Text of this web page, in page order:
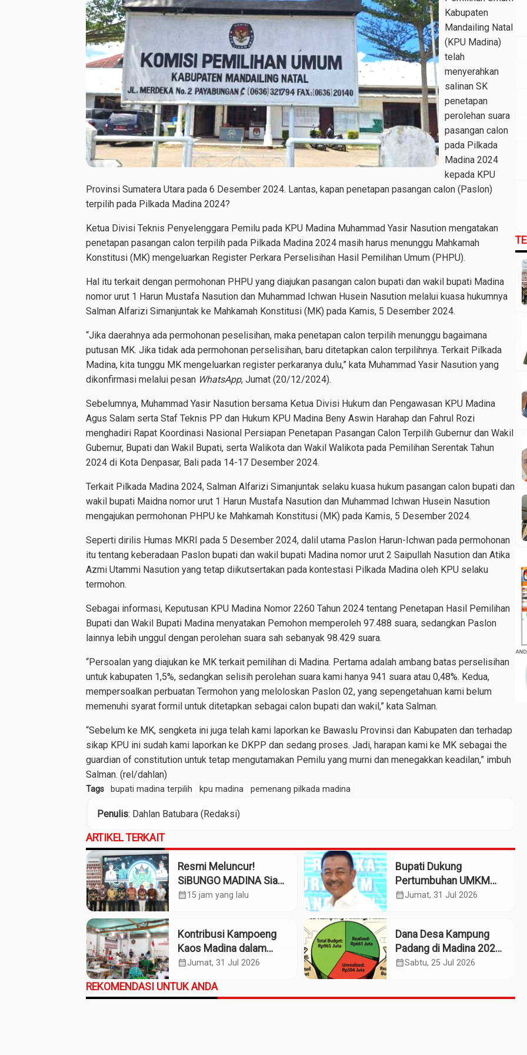
Kabupaten
Mandailing Natal
(KPU Madina)
telah
menyerahkan
salinan SK
penetapan
perolehan suara
pasangan calon
pada Pilkada
Madina 2024
kepada KPU
Provinsi Sumatera Utara pada 6 Desember 2024. Lantas, kapan penetapan pasangan calon (Paslon)
terpilih pada Pilkada Madina 2024?
Ketua Divisi Teknis Penyelenggara Pemilu pada KPU Madina Muhammad Yasir Nasution mengatakan
penetapan pasangan calon terpilih pada Pilkada Madina 2024 masih harus menunggu Mahkamah
Konstitusi (MK) mengeluarkan Register Perkara Perselisihan Hasil Pemilihan Umum (PHPU).
Hal itu terkait dengan permohonan PHPU yang diajukan pasangan calon bupati dan wakil bupati Madina
nomor urut 1 Harun Mustafa Nasution dan Muhammad Ichwan Husein Nasution melalui kuasa hukumnya
Salman Alfarizi Simanjuntak ke Mahkamah Konstitusi (MK) pada Kamis, 5 Desember 2024.
“Jika daerahnya ada permohonan peselisihan, maka penetapan calon terpilih menunggu bagaimana
putusan MK. Jika tidak ada permohonan perselisihan, baru ditetapkan calon terpilihnya. Terkait Pilkada
Madina, kita tunggu MK mengeluarkan register perkaranya dulu,” kata Muhammad Yasir Nasution yang
dikonfirmasi melalui pesan WhatsApp, Jumat (20/12/2024).
Sebelumnya, Muhammad Yasir Nasution bersama Ketua Divisi Hukum dan Pengawasan KPU Madina
Agus Salam serta Staf Teknis PP dan Hukum KPU Madina Beny Aswin Harahap dan Fahrul Rozi
menghadiri Rapat Koordinasi Nasional Persiapan Penetapan Pasangan Calon Terpilih Gubernur dan Wakil
Gubernur, Bupati dan Wakil Bupati, serta Walikota dan Wakil Walikota pada Pemilihan Serentak Tahun
2024 di Kota Denpasar, Bali pada 14-17 Desember 2024.
Terkait Pilkada Madina 2024, Salman Alfarizi Simanjuntak selaku kuasa hukum pasangan calon bupati dan
wakil bupati Maidna nomor urut 1 Harun Mustafa Nasution dan Muhammad Ichwan Husein Nasution
mengajukan permohonan PHPU ke Mahkamah Konstitusi (MK) pada Kamis, 5 Desember 2024.
Seperti dirilis Humas MKRI pada 5 Desember 2024, dalil utama Paslon Harun-Ichwan pada permohonan
itu tentang keberadaan Paslon bupati dan wakil bupati Madina nomor urut 2 Saipullah Nasution dan Atika
Azmi Utammi Nasution yang tetap diikutsertakan pada kontestasi Pilkada Madina oleh KPU selaku
termohon.
Sebagai informasi, Keputusan KPU Madina Nomor 2260 Tahun 2024 tentang Penetapan Hasil Pemilihan
Bupati dan Wakil Bupati Madina menyatakan Pemohon memperoleh 97.488 suara, sedangkan Paslon
lainnya lebih unggul dengan perolehan suara sah sebanyak 98.429 suara.
“Persoalan yang diajukan ke MK terkait pemilihan di Madina. Pertama adalah ambang batas perselisihan
untuk kabupaten 1,5%, sedangkan selisih perolehan suara kami hanya 941 suara atau 0,48%. Kedua,
mempersoalkan perbuatan Termohon yang meloloskan Paslon 02, yang sepengetahuan kami belum
memenuhi syarat formil untuk ditetapkan sebagai calon bupati dan wakil,” kata Salman.
“Sebelum ke MK, sengketa ini juga telah kami laporkan ke Bawaslu Provinsi dan Kabupaten dan terhadap
sikap KPU ini sudah kami laporkan ke DKPP dan sedang proses. Jadi, harapan kami ke MK sebagai the
guardian of constitution untuk tetap mengutamakan Pemilu yang murni dan menegakkan keadilan,” imbuh
Salman. (rel/dahlan)
Tags bupati madina terpilih kpu madina pemenang pilkada madina
Penulis: Dahlan Batubara (Redaksi)
ARTIKEL TERKAIT
Resmi Meluncur!
SiBUNGO MADINA Siap
Optimalkan Pendapatan
calendar_month15 jam yang lalu
Bupati Dukung
Pertumbuhan UMKM
Termasuk Kampoeng
calendar_monthJumat, 31 Jul 2026
Kontribusi Kampoeng
Kaos Madina dalam
Industri Budaya dan
calendar_monthJumat, 31 Jul 2026
Dana Desa Kampung
Padang di Madina 2025:
Pagu Rp965 Juta,
calendar_monthSabtu, 25 Jul 2026
REKOMENDASI UNTUK ANDA